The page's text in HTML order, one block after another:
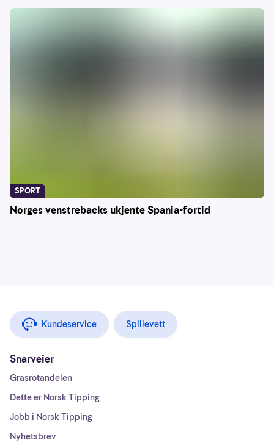
Norges venstrebacks ukjente Spania-fortid
SPORT
Kundeservice Spillevett
Snarveier
Grasrotandelen
Dette er Norsk Tipping
Jobb i Norsk Tipping
Nyhetsbrev